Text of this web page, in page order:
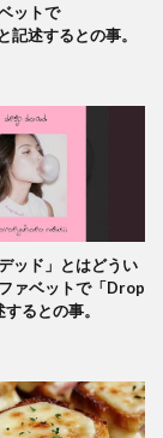
ットで
記述するとの事。
ッド」とはどうい
ァベットで「Drop
るとの事。